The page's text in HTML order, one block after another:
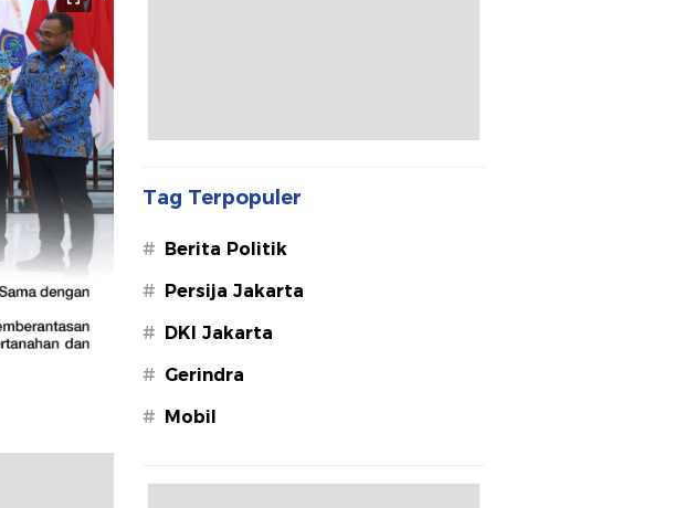
Tag Terpopuler
# Berita Politik
# Persija Jakarta
# DKI Jakarta
# Gerindra
# Mobil